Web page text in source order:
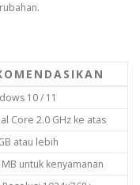
10 / 11
Core 2.0 GHz ke atas
atau lebih
MB untuk kenyamanan